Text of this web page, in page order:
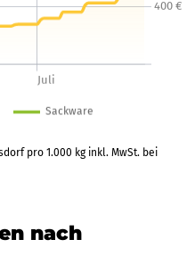
pro 1.000 kg inkl. MwSt. bei
nach